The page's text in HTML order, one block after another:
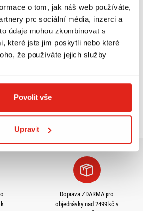
o tom, jak náš web používáte,
pro sociální média, inzerci a
údaje mohou zkombinovat s
které jste jim poskytli nebo které
že používáte jejich služby.
Povolit vše
Upravit
jste si5 z 5produktů
k
Doprava ZDARMA pro
objednávky nad 2499 kč v